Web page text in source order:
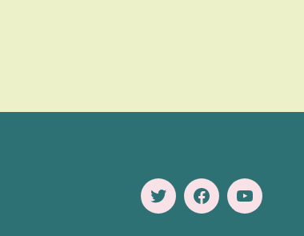
TwitterFacebookYoutube